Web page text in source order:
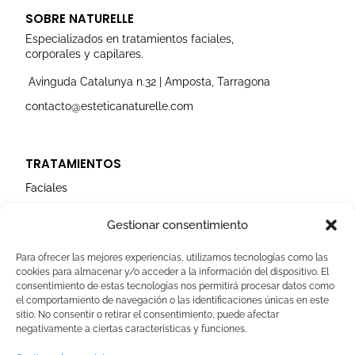
Gestionar consentimiento
Para ofrecer las mejores experiencias, utilizamos tecnologías como las
cookies para almacenar y/o acceder a la información del dispositivo. El
consentimiento de estas tecnologías nos permitirá procesar datos como
el comportamiento de navegación o las identificaciones únicas en este
sitio. No consentir o retirar el consentimiento, puede afectar
negativamente a ciertas características y funciones.
a
g
r
a
m
b
o
o
k
u
b
e
e
d
i
n
r
SOBRE NATURELLE
Especializados en tratamientos faciales,
corporales y capilares.
Avinguda Catalunya n.32 | Amposta, Tarragona
contacto@esteticanaturelle.com
TRATAMIENTOS
Faciales
AVISOS LEGALES
Aviso Legal
Politica de Cookies